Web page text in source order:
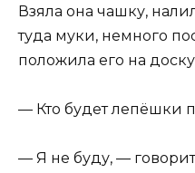
Взяла она чашку,
туда муки, немного
положила его на
— Кто будет лепёшки
— Я не буду, —